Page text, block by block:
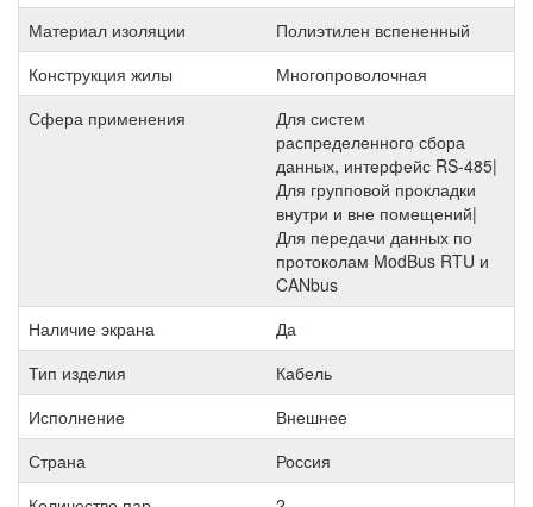
Материал изоляции
Полиэтилен вспененный
Конструкция жилы
Многопроволочная
Сфера применения
Для систем
распределенного сбора
данных, интерфейс RS-485|
Для групповой прокладки
внутри и вне помещений|
Для передачи данных по
протоколам ModBus RTU и
CANbus
Наличие экрана
Да
Тип изделия
Кабель
Исполнение
Внешнее
Страна
Россия